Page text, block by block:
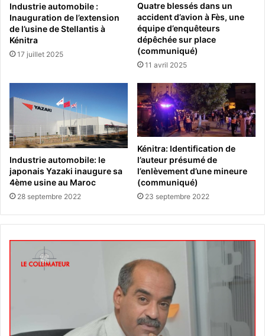
Industrie automobile :
Inauguration de l’extension
de l’usine de Stellantis à
Kénitra
17 juillet 2025
Quatre blessés dans un
accident d’avion à Fès, une
équipe d’enquêteurs
dépêchée sur place
(communiqué)
11 avril 2025
Industrie automobile: le
japonais Yazaki inaugure sa
4ème usine au Maroc
28 septembre 2022
Kénitra: Identification de
l’auteur présumé de
l’enlèvement d’une mineure
(communiqué)
23 septembre 2022